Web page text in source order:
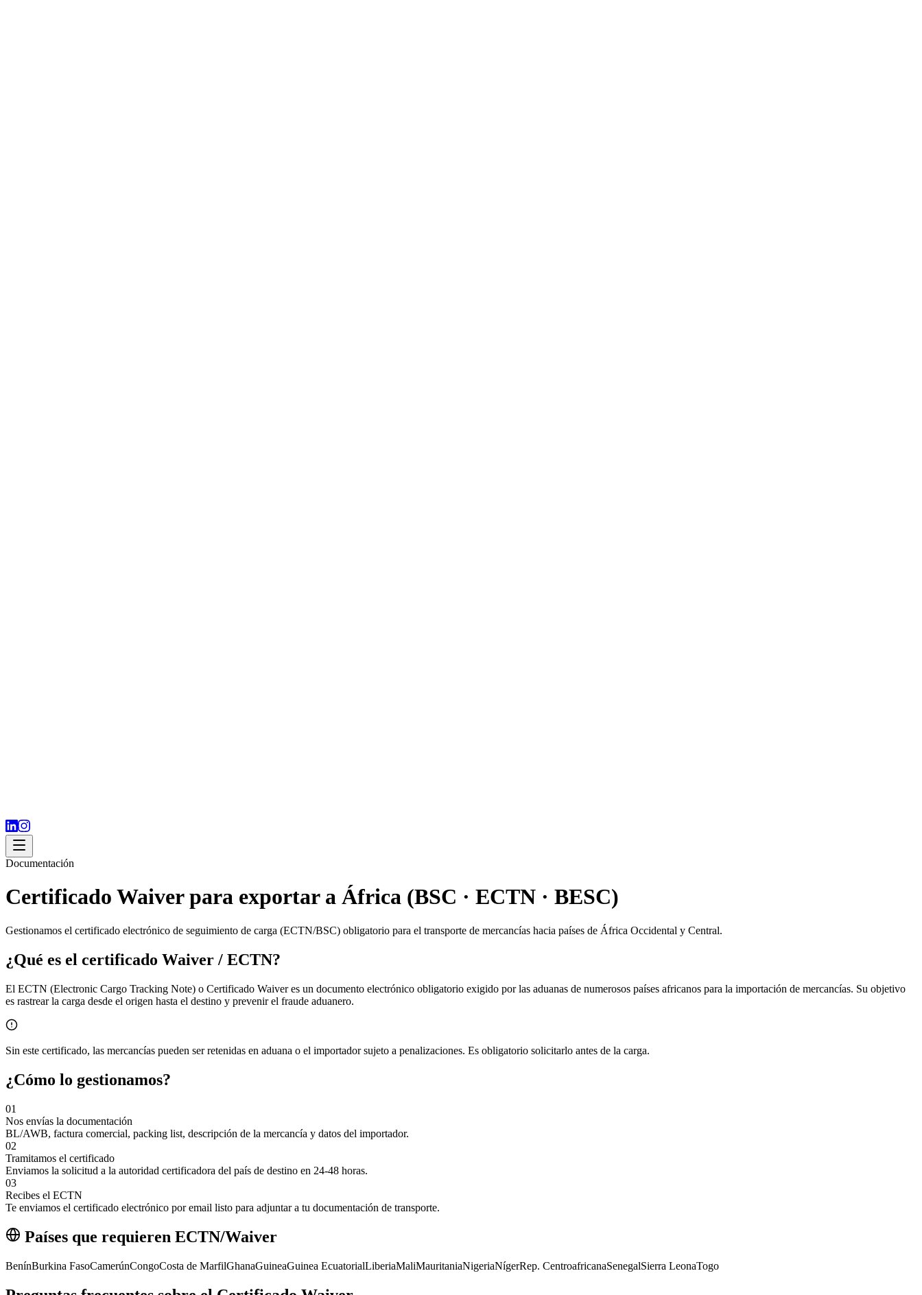
Documentación
Certificado Waiver para exportar a África (BSC · ECTN · BESC)
Gestionamos el certificado electrónico de seguimiento de carga (ECTN/BSC) obligatorio para el transporte de mercancías hacia países de África Occidental y Central.
¿Qué es el certificado Waiver / ECTN?
El ECTN (Electronic Cargo Tracking Note) o Certificado Waiver es un documento electrónico obligatorio exigido por las aduanas de numerosos países africanos para la importación de mercancías. Su objetivo
es rastrear la carga desde el origen hasta el destino y prevenir el fraude aduanero.
Sin este certificado, las mercancías pueden ser retenidas en aduana o el importador sujeto a penalizaciones. Es obligatorio solicitarlo antes de la carga.
¿Cómo lo gestionamos?
01
Nos envías la documentación
BL/AWB, factura comercial, packing list, descripción de la mercancía y datos del importador.
02
Tramitamos el certificado
Enviamos la solicitud a la autoridad certificadora del país de destino en 24-48 horas.
03
Recibes el ECTN
Te enviamos el certificado electrónico por email listo para adjuntar a tu documentación de transporte.
Países que requieren ECTN/Waiver
BenínBurkina FasoCamerúnCongoCosta de MarfilGhanaGuineaGuinea EcuatorialLiberiaMaliMauritaniaNigeriaNígerRep. CentroafricanaSenegalSierra LeonaTogo